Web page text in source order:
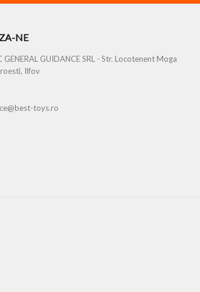
NE
GENERAL GUIDANCE SRL - Str. Locotenent Moga
Ilfov
toys.ro